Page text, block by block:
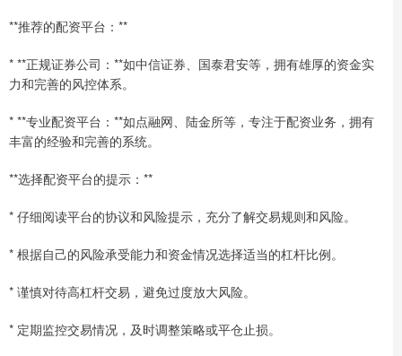
**推荐的配资平台：**
* **正规证券公司：**如中信证券、国泰君安等，拥有雄厚的资金实
力和完善的风控体系。
* **专业配资平台：**如点融网、陆金所等，专注于配资业务，拥有
丰富的经验和完善的系统。
**选择配资平台的提示：**
* 仔细阅读平台的协议和风险提示，充分了解交易规则和风险。
* 根据自己的风险承受能力和资金情况选择适当的杠杆比例。
* 谨慎对待高杠杆交易，避免过度放大风险。
* 定期监控交易情况，及时调整策略或平仓止损。